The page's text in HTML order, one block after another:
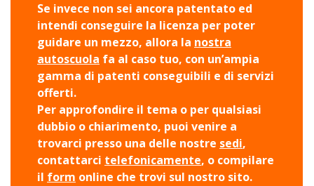
Se invece non sei ancora patentato ed
intendi conseguire la licenza per poter
guidare un mezzo, allora la nostra
autoscuola fa al caso tuo, con un’ampia
gamma di patenti conseguibili e di servizi
offerti.
Per approfondire il tema o per qualsiasi
dubbio o chiarimento, puoi venire a
trovarci presso una delle nostre sedi,
contattarci telefonicamente, o compilare
il form online che trovi sul nostro sito.